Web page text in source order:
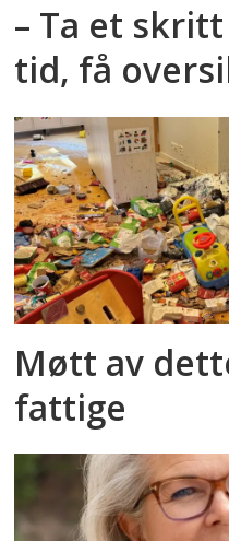
– Ta et
tid, få
Møtt av
fattige